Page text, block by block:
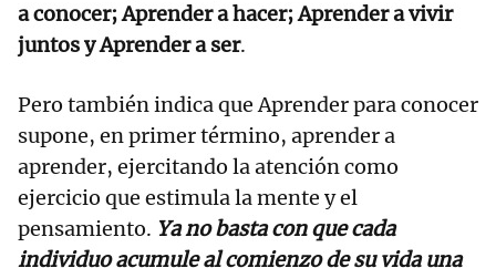
a conocer; Aprender a hacer; Aprender a vivir
juntos y Aprender a ser.
Pero también indica que Aprender para conocer
supone, en primer término, aprender a
aprender, ejercitando la atención como
ejercicio que estimula la mente y el
pensamiento. Ya no basta con que cada
individuo acumule al comienzo de su vida una